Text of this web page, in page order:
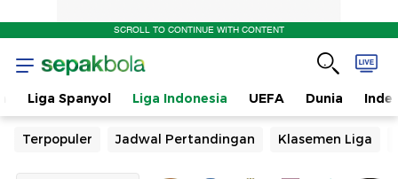
SCROLL TO CONTINUE WITH CONTENT
Liga Spanyol Liga Indonesia UEFA Dunia
Terpopuler Jadwal Pertandingan Klasemen Liga